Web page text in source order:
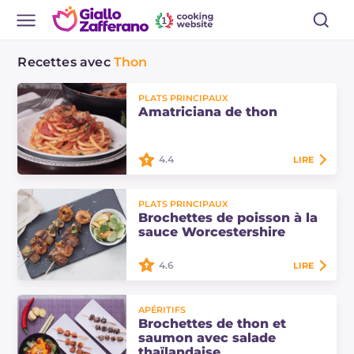
Recettes avec Thon
PLATS PRINCIPAUX
Amatriciana de thon
réinterprétation de l'un des plats
romains les plus appréciés. Nous la
préparons avec de la joue de porc et
4.4 LIRE
PLATS PRINCIPAUX
Brochettes de poisson à la
sauce Worcestershire
Worcestershire sont un plat
principal à base de thon, crevettes
et anchois enrichis d'une marinade
4.6 LIRE
APÉRITIFS
Brochettes de thon et
saumon avec salade